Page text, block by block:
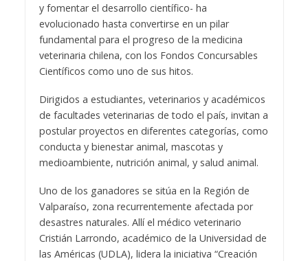
y fomentar el desarrollo científico- ha
evolucionado hasta convertirse en un pilar
fundamental para el progreso de la medicina
veterinaria chilena, con los Fondos Concursables
Científicos como uno de sus hitos.
Dirigidos a estudiantes, veterinarios y académicos
de facultades veterinarias de todo el país, invitan a
postular proyectos en diferentes categorías, como
conducta y bienestar animal, mascotas y
medioambiente, nutrición animal, y salud animal.
Uno de los ganadores se sitúa en la Región de
Valparaíso, zona recurrentemente afectada por
desastres naturales. Allí el médico veterinario
Cristián Larrondo, académico de la Universidad de
las Américas (UDLA), lidera la iniciativa “Creación